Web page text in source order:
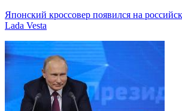
Японский кроссовер появился на
Lada Vesta